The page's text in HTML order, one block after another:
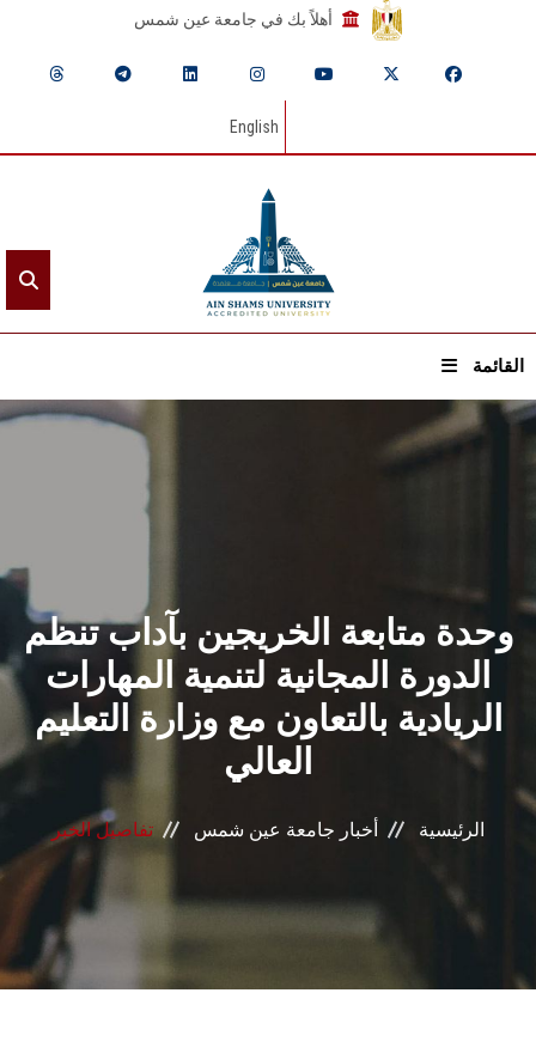
أهلاً بك في جامعة عين شمس
English
القائمة
القطاعـات
الشئون الأكاديمية
البحث العلمي
الرعاية الصحية
المراكز والوحدات
الأنظمة الذكية
الإعلام
وحدة متابعة الخريجين بآداب تنظم
الدورة المجانية لتنمية المهارات
الريادية بالتعاون مع وزارة التعليم
العالي
الرئيسية أخبار جامعة عين شمس تفاصيل الخبر